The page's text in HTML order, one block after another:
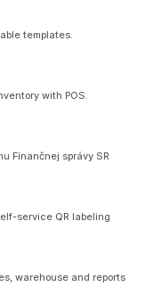
templates.
with POS.
Finančnej správy SR
service QR labeling
warehouse and reports